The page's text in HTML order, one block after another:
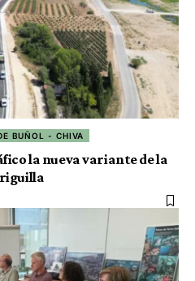
BUÑOL - CHIVA
la nueva variante de la